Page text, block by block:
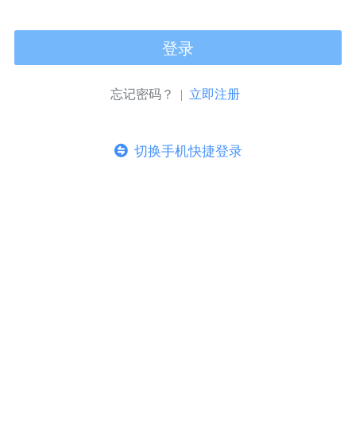
登录
忘记密码？ | 立即注册
切换手机快捷登录